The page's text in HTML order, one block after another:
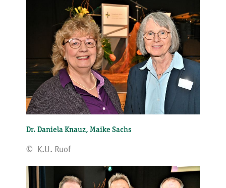
Dr. Daniela Knauz, Maike Sachs
© K.U. Ruof